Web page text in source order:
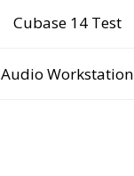
Cubase 14 Test
Audio Workstation